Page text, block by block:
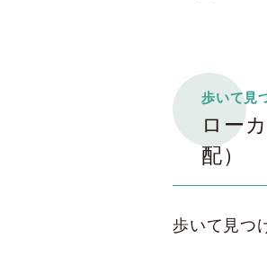
歩いて見
ロー
配）
歩いて見つ